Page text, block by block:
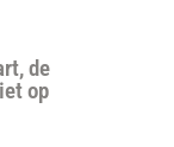
de
op